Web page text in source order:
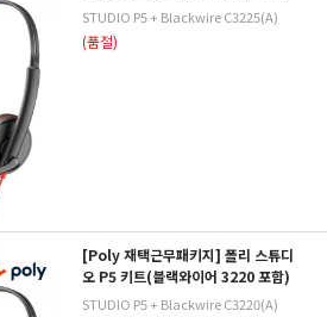
STUDIO P5 + Blackwire C3225(A)
(품절)
[Poly 재택근무패키지] 폴리 스튜디
오 P5 키트(블랙와이어 3220 포함)
STUDIO P5 + Blackwire C3220(A)